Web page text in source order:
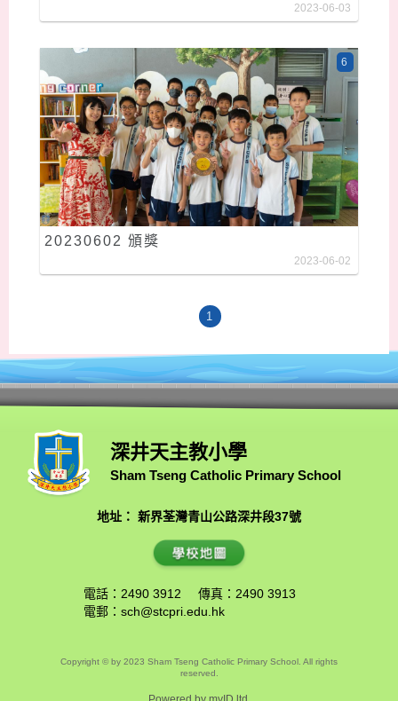
2023-06-03
20230602 頒獎
6
2023-06-02
1
深井天主教小學
Sham Tseng Catholic Primary School
地址： 新界荃灣青山公路深井段37號
電話：2490 3912
傳真：2490 3913
電郵： sch@stcpri.edu.hk
Copyright © by 2023 Sham Tseng Catholic Primary School. All rights
reserved.